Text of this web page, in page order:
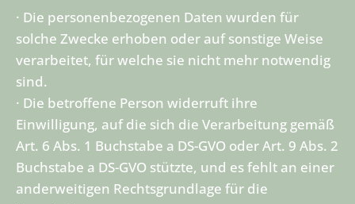
· Die personenbezogenen Daten wurden für
solche Zwecke erhoben oder auf sonstige Weise
verarbeitet, für welche sie nicht mehr notwendig
sind.
· Die betroffene Person widerruft ihre
Einwilligung, auf die sich die Verarbeitung gemäß
Art. 6 Abs. 1 Buchstabe a DS-GVO oder Art. 9 Abs. 2
Buchstabe a DS-GVO stützte, und es fehlt an einer
anderweitigen Rechtsgrundlage für die